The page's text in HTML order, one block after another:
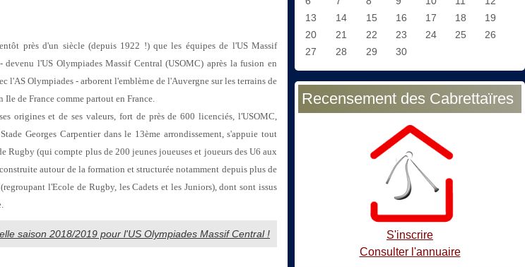
près d'un siècle (depuis 1922 !) que les équipes de l'US Massif
devenu l'US Olympiades Massif Central (USOMC) après la fusion en
l'AS Olympiades - arborent l'emblème de l'Auvergne sur les terrains de
Ile de France comme partout en France.
origines et de ses valeurs, fort de près de 600 licenciés, l'USOMC,
Georges Carpentier dans le 13ème arrondissement, s'appuie tout
Rugby (qui compte plus de 200 jeunes joueuses et joueurs des U6 aux
autour de la formation et structurée notamment depuis plus de
l'Ecole de Rugby, les Cadets et les Juniors), dont sont issus
saison 2018/2019 pour l'US Olympiades Massif Central !
13
14 15 16 17 18
19
20
21 22 23 24 25
26
27
28 29 30
Recensement des Cabrettaïres
S'inscrire
Consulter l'annuaire